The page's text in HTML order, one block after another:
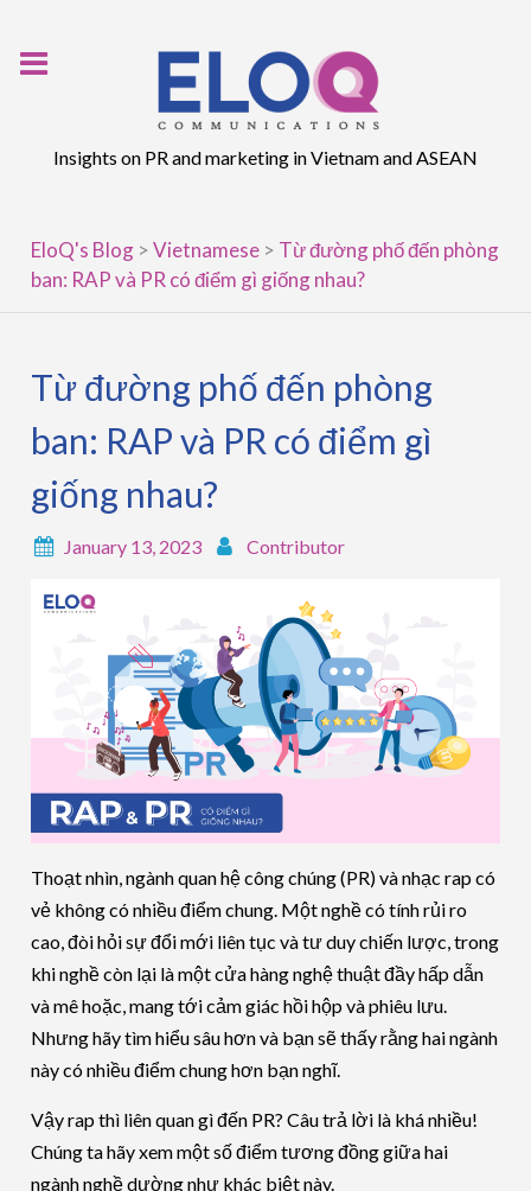
Insights on PR and marketing in Vietnam and ASEAN
EloQ's Blog >Vietnamese > Từ đường phố đến phòng
ban: RAP và PR có điểm gì giống nhau?
Từ đường phố đến phòng
ban: RAP và PR có điểm gì
giống nhau?
January 13, 2023 Contributor
Thoạt nhìn, ngành quan hệ công chúng (PR) và nhạc rap có
vẻ không có nhiều điểm chung. Một nghề có tính rủi ro
cao, đòi hỏi sự đổi mới liên tục và tư duy chiến lược, trong
khi nghề còn lại là một cửa hàng nghệ thuật đầy hấp dẫn
và mê hoặc, mang tới cảm giác hồi hộp và phiêu lưu.
Nhưng hãy tìm hiểu sâu hơn và bạn sẽ thấy rằng hai ngành
này có nhiều điểm chung hơn bạn nghĩ.
Vậy rap thì liên quan gì đến PR? Câu trả lời là khá nhiều!
Chúng ta hãy xem một số điểm tương đồng giữa hai
ngành nghề dường như khác biệt này.